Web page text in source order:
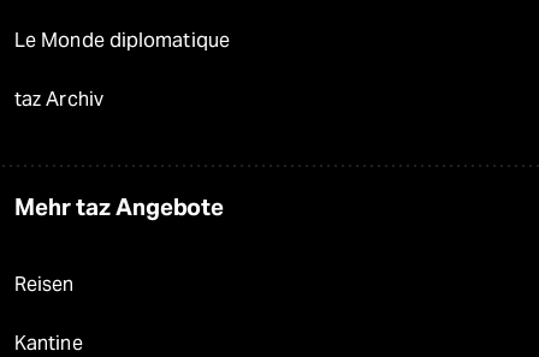
Le Monde diplomatique
taz Archiv
Mehr taz Angebote
Reisen
Kantine